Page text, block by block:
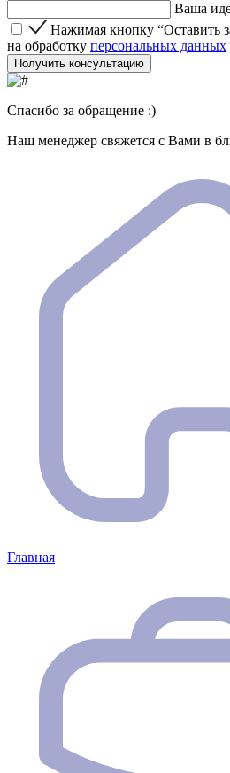
Ваша
Нажимая кнопку “Оставить
Нажимая кнопку “Оставить
на обработку персональных данных
Получить консультацию
Спасибо за обращение :)
Наш менеджер свяжется с Вами в
Главная